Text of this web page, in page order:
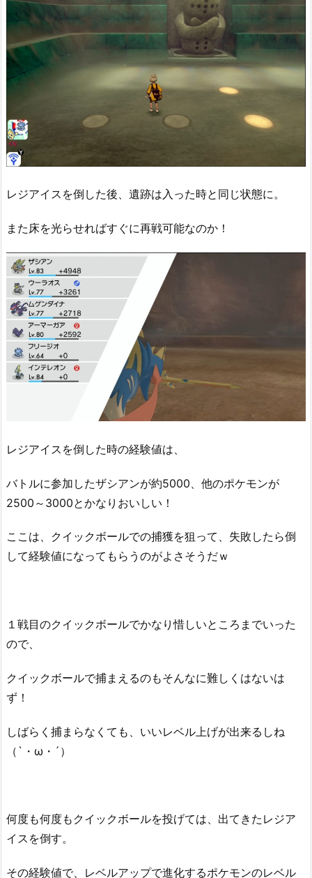
レジアイスを倒した後、遺跡は入った時と同じ状態に。
また床を光らせればすぐに再戦可能なのか！
レジアイスを倒した時の経験値は、
バトルに参加したザシアンが約5000、他のポケモンが
2500～3000とかなりおいしい！
ここは、クイックボールでの捕獲を狙って、失敗したら倒
して経験値になってもらうのがよさそうだｗ
１戦目のクイックボールでかなり惜しいところまでいった
ので、
クイックボールで捕まえるのもそんなに難しくはないは
ず！
しばらく捕まらなくても、いいレベル上げが出来るしね
（`・ω・´）
何度も何度もクイックボールを投げては、出てきたレジア
イスを倒す。
その経験値で、レベルアップで進化するポケモンのレベル